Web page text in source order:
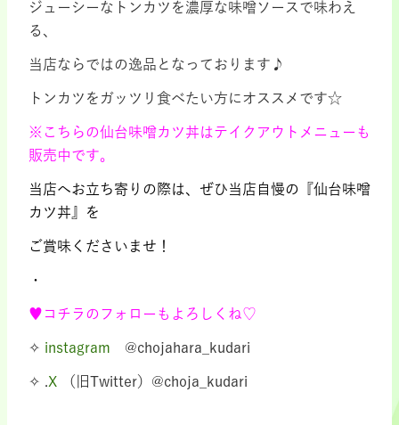
ジューシーなトンカツを濃厚な味噌ソースで味わえ
る、
当店ならではの逸品となっております♪
トンカツをガッツリ食べたい方にオススメです☆
※こちらの仙台味噌カツ丼はテイクアウトメニューも
販売中です。
当店へお立ち寄りの際は、ぜひ当店自慢の『仙台味噌
カツ丼』を
ご賞味くださいませ！
・
♥コチラのフォローもよろしくね♡
✧ instagram @chojahara_kudari
✧ . X （旧Twitter）@choja_kudari